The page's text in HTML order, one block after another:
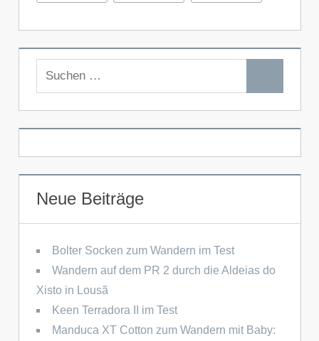
Neue Beiträge
Bolter Socken zum Wandern im Test
Wandern auf dem PR 2 durch die Aldeias do
Xisto in Lousã
Keen Terradora II im Test
Manduca XT Cotton zum Wandern mit Baby: